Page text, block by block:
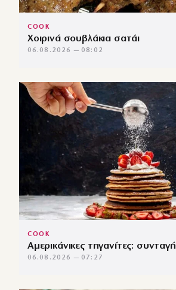
COOK
Χοιρινά σουβλάκια σατάι
06.08.2026 — 08:02
COOK
Αμερικάνικες τηγανίτες: συνταγή
06.08.2026 — 07:27